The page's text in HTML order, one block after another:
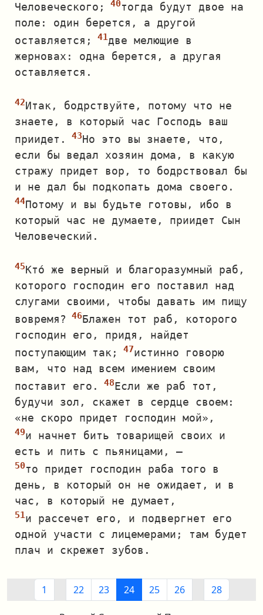
Человеческого;
тогда будут двое на
поле: один берется, а другой
оставляется;
две мелющие в
жерновах: одна берется, а другая
оставляется.
Итак, бодрствуйте, потому что не
знаете, в который час Господь ваш
приидет.
Но это вы знаете, что,
если бы ведал хозяин дома, в какую
стражу придет вор, то бодрствовал бы
и не дал бы подкопать дома своего.
Потому и вы будьте готовы, ибо в
который час не думаете, приидет Сын
Человеческий.
Кто́ же верный и благоразумный раб,
которого господин его поставил над
слугами своими, чтобы давать им пищу
вовремя?
Блажен тот раб, которого
господин его, придя, найдет
поступающим так;
истинно говорю
вам, что над всем имением своим
поставит его.
Если же раб тот,
будучи зол, скажет в сердце своем:
«не скоро придет господин мой»,
и начнет бить товарищей своих и
есть и пить с пьяницами, —
то придет господин раба того в
день, в который он не ожидает, и в
час, в который не думает,
и рассечет его, и подвергнет его
одной участи с лицемерами; там будет
плач и скрежет зубов.
1 22 23 24 25 26 28